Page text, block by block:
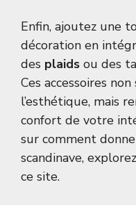
Enfin, ajoutez une
décoration en
des plaids ou des
Ces accessoires
l’esthétique, mais
confort de votre
sur comment
scandinave,
ce site.